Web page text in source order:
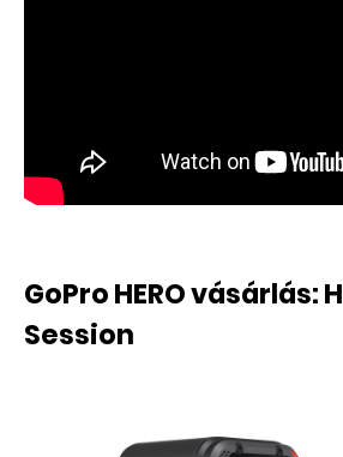
GoPro HERO vásárlás:
Session